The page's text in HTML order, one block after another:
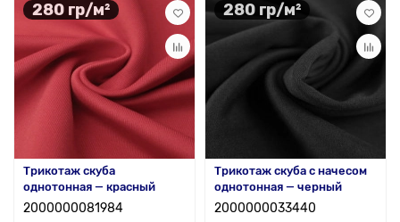
280 гр/м²
Трикотаж скуба
однотонная — красный
2000000081984
280 гр/м²
Трикотаж скуба с начесом
однотонная — черный
2000000033440